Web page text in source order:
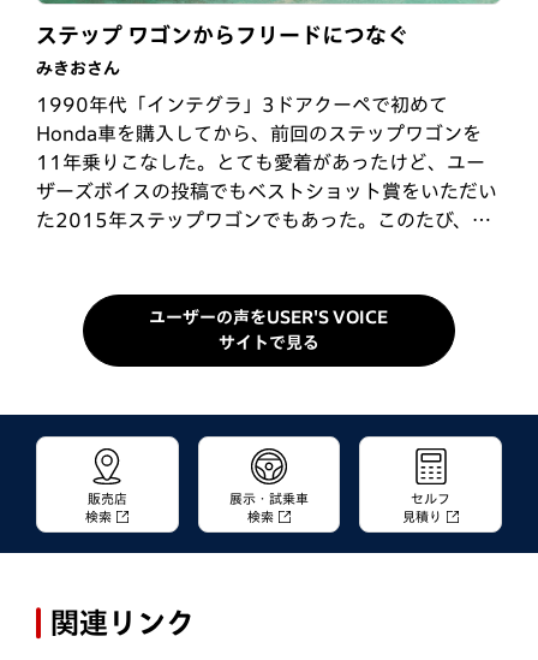
もうすぐ中学生の夏休み
いたさん
コンパクトサイズで取り回しが楽なのに、車内は大容
量スペース。普段使いから、アウトドアの趣味まで活
躍しています。夏の3連休、6年生の孫娘といつもの高
原と海へ。もうすぐ中学生、来年の夏は別行動かな。
お伊勢参り・シーカヤック・ビッグマルシェ巡り・高
利尻山と一周ドライブ
えっちゃんさん
登山や写真撮影などで車中泊することがあるので、後
部座席がフラットになり、アウトドアにぴったりなフ
リード CROSSTARを購入しました。今回は、利尻山
登山のために利尻のキャンプ場で車中泊しました。車
内も広々、快適に車中泊ができました♪
ステップ ワゴンからフリードにつなぐ
みきおさん
1990年代「インテグラ」3ドアクーペで初めて
Honda車を購入してから、前回のステップワゴンを
11年乗りこなした。とても愛着があったけど、ユー
ザーズボイスの投稿でもベストショット賞をいただい
た2015年ステップワゴンでもあった。このたび、新
ユーザーの声をUSER'S VOICE
サイトで見る
販売店
検索
展示・試乗車
検索
セルフ
見積り
関連リンク